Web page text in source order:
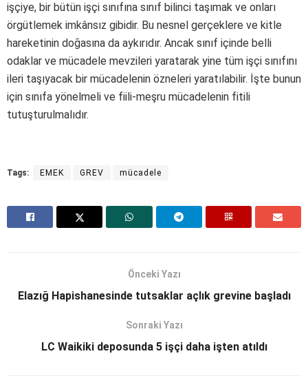
işçiye, bir bütün işçi sınıfına sınıf bilinci taşımak ve onları
örgütlemek imkânsız gibidir. Bu nesnel gerçeklere ve kitle
hareketinin doğasına da aykırıdır. Ancak sınıf içinde belli
odaklar ve mücadele mevzileri yaratarak yine tüm işçi sınıfını
ileri taşıyacak bir mücadelenin özneleri yaratılabilir. İşte bunun
için sınıfa yönelmeli ve fiili-meşru mücadelenin fitili
tutuşturulmalıdır.
Tags: EMEK GREV mücadele
Önceki Yazı
Elazığ Hapishanesinde tutsaklar açlık grevine başladı
Sonraki Yazı
LC Waikiki deposunda 5 işçi daha işten atıldı